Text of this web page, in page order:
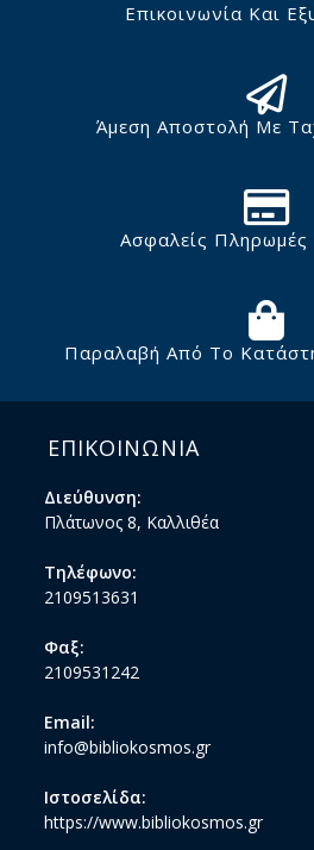
Επικοινωνία Και
Άμεση Αποστολή Με
Ασφαλείς
Παραλαβή Από Το
ΕΠΙΚΟΙΝΩΝΙΑ
Διεύθυνση:
Πλάτωνος 8, Καλλιθέα
Τηλέφωνο:
2109513631
Φαξ:
2109531242
Email:
info@bibliokosmos.gr
Ιστοσελίδα:
https://www.bibliokosmos.gr